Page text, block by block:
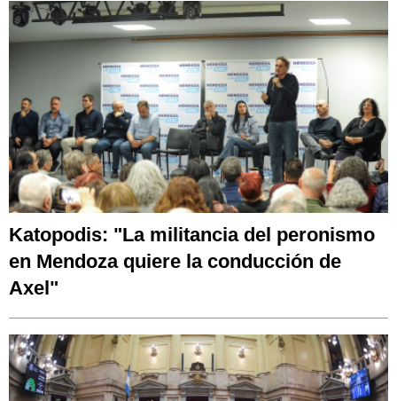
Katopodis: "La militancia del peronismo
en Mendoza quiere la conducción de
Axel"